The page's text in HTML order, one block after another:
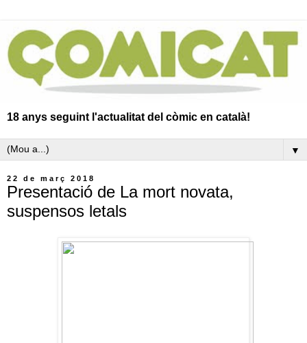
18 anys seguint l'actualitat del còmic en català!
▼
22 de març 2018
Presentació de La mort novata,
suspensos letals